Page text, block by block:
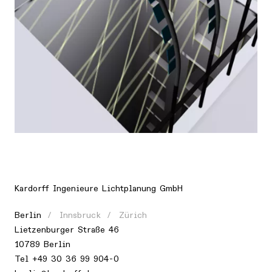
Europa, Deutschland, Berlin
Kardorff Ingenieure Lichtplanung GmbH
Berlin Innsbruck
Zürich
Lietzenburger Straße 46
10789 Berlin
Tel +49 30 36 99 904-0